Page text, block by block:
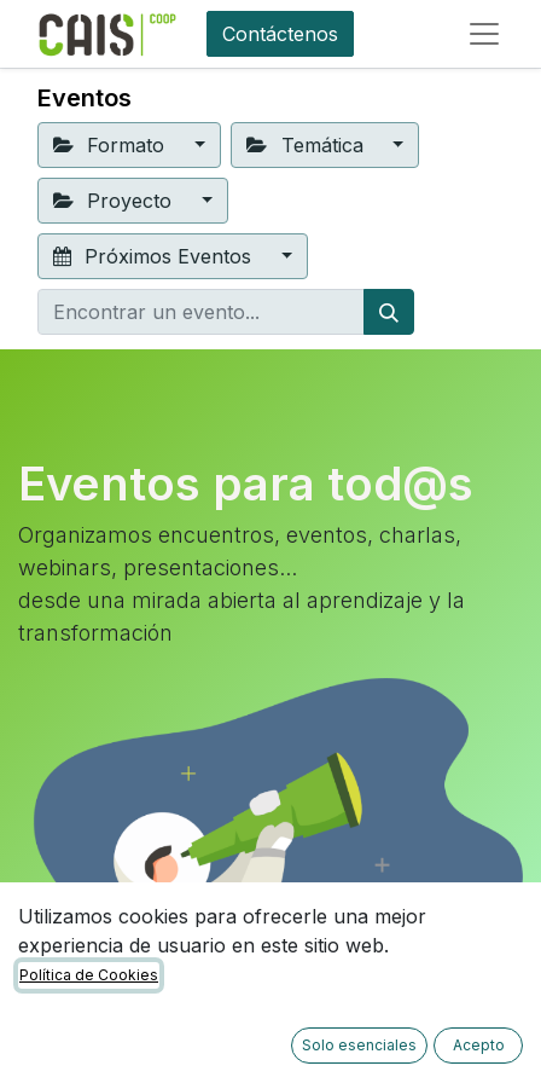
Contáctenos
Eventos
Formato Temática
Proyecto
Próximos Eventos
Eventos para tod@s
Organizamos encuentros, eventos, charlas,
webinars, presentaciones...
desde una mirada abierta al aprendizaje y la
transformación
Utilizamos cookies para ofrecerle una mejor
experiencia de usuario en este sitio web.
Política de Cookies
Solo esenciales Acepto